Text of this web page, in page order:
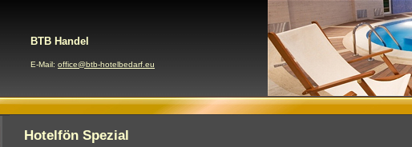
BTB Handel
E-Mail: office@btb-hotelbedarf.eu
Hotelfön Spezial